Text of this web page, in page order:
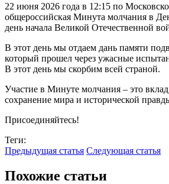
22 июня 2026 года в 12:15 по
общероссийская Минута молчания в
день начала Великой Отечественной
В этот день мы отдаем дань памяти
который прошел через ужасные
В этот день мы скорбим всей страной.
Участие в Минуте молчания – это
сохранение мира и исторической
Присоединяйтесь!
Теги:
Предыдущая статья Следующая статья
Похожие статьи